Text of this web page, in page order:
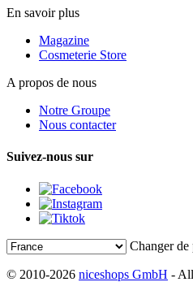
En savoir plus
Magazine
Cosmeterie Store
A propos de nous
Notre Groupe
Nous contacter
Suivez-nous sur
Changer de
© 2010-2026 niceshops GmbH -